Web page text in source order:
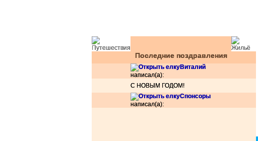
Последние поздравления
Виталий
написал(а):
С НОВЫМ ГОДОМ!
Спонсоры
написал(а):